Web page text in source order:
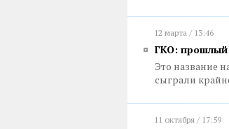
12 марта / 13:46
ГКО: прошлый
Это название
сыграли
11 октября / 17:59